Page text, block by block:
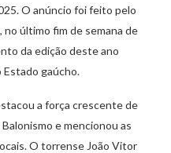
O anúncio foi feito pelo
último fim de semana de
da edição deste ano
Estado gaúcho.
a força crescente de
e mencionou as
O torrense João Vitor